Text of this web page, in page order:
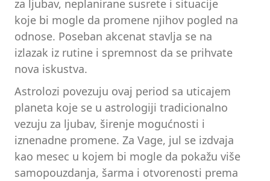
za ljubav, neplanirane susrete i situacije
koje bi mogle da promene njihov pogled na
odnose. Poseban akcenat stavlja se na
izlazak iz rutine i spremnost da se prihvate
nova iskustva.
Astrolozi povezuju ovaj period sa uticajem
planeta koje se u astrologiji tradicionalno
vezuju za ljubav, širenje mogućnosti i
iznenadne promene. Za Vage, jul se izdvaja
kao mesec u kojem bi mogle da pokažu više
samopouzdanja, šarma i otvorenosti prema